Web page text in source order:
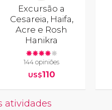
Excursão a
Cesareia, Haifa,
Acre e Rosh
Hanikra
144 opiniões
US$110
atividades